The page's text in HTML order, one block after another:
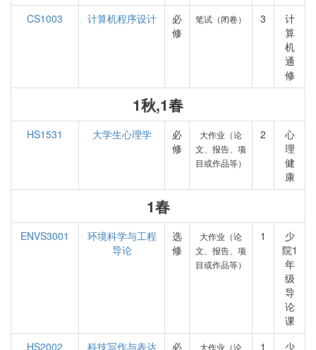
CS1003
计算机程序设计
必
修
笔试（闭卷） 3
计
算
机
通
修
1秋,1春
HS1531 大学生心理学
必
修
大作业（论
文、报告、项
目或作品等）
2
心
理
健
康
1春
ENVS3001
环境科学与工程
导论
选
修
大作业（论
文、报告、项
目或作品等）
1
少
院1
年
级
导
论
课
HS2002
科技写作与表达
必
大作业（论
1
少